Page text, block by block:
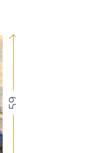
59